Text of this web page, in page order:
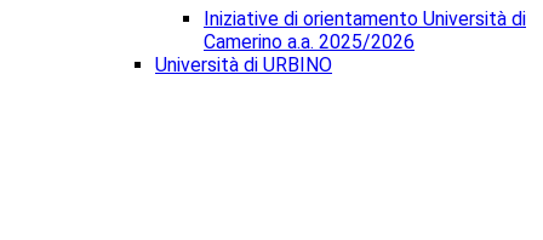
Iniziative di orientamento Università di
Camerino a.a. 2025/2026
Università di URBINO